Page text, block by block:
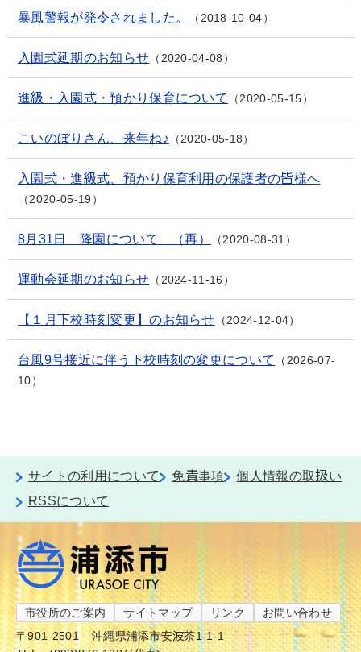
暴風警報が発令されました。 2018-10-04
入園式延期のお知らせ 2020-04-08
進級・入園式・預かり保育について 2020-05-15
こいのぼりさん、来年ね♪ 2020-05-18
入園式・進級式、預かり保育利用の保護者の皆様へ
2020-05-19
8月31日 降園について （再） 2020-08-31
運動会延期のお知らせ 2024-11-16
【１月下校時刻変更】のお知らせ 2024-12-04
台風9号接近に伴う下校時刻の変更について
2026-07-
10
サイトの利用について 免責事項
個人情報の取扱い
RSSについて
市役所のご案内 サイトマップ リンク
お問い合わせ
〒901-2501
沖縄県浦添市安波茶1-1-1